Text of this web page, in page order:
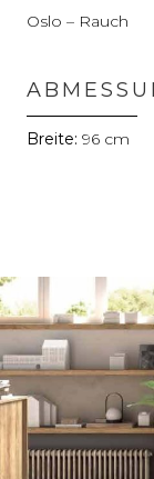
Oslo – Rauch
96